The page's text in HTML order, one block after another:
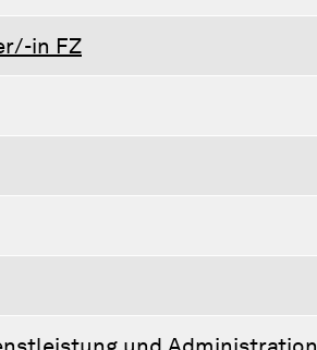
in FZ